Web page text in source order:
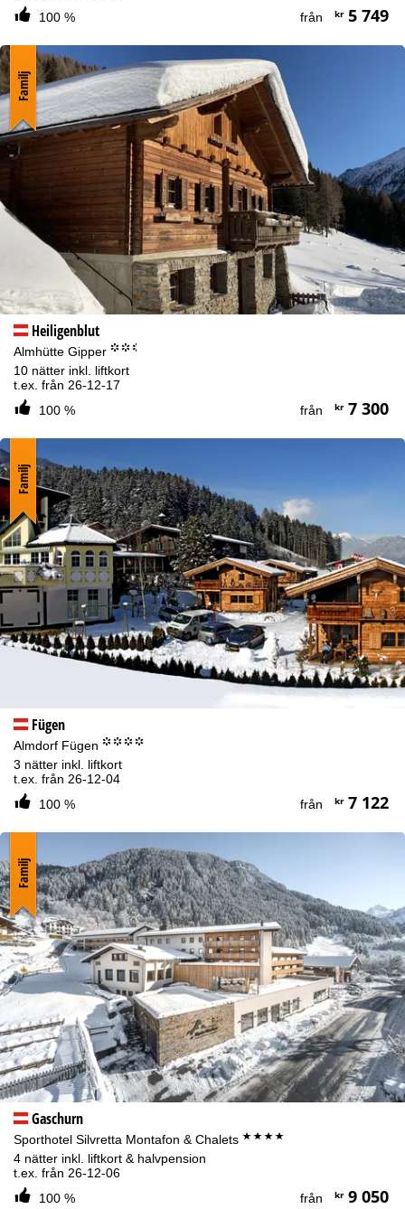
100 %
från kr5 749
Heiligenblut
Almhütte Gipper °°.
10 nätter inkl. liftkort
t.ex. från 26-12-17
100 %
från kr7 300
Familj
Fügen
Almdorf Fügen °°°°
3 nätter inkl. liftkort
t.ex. från 26-12-04
100 %
från kr7 122
Familj
Gaschurn
Sporthotel Silvretta Montafon & Chalets ****
4 nätter inkl. liftkort & halvpension
t.ex. från 26-12-06
100 %
från kr9 050
Familj